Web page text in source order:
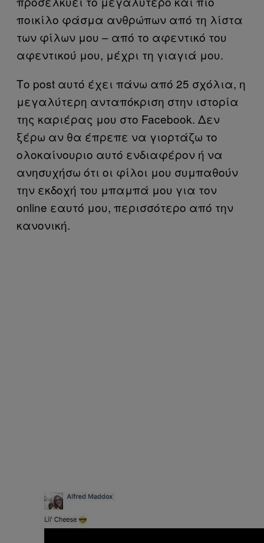
ποικίλο φάσμα ανθρώπων από τη λίστα
των φίλων μου – από το αφεντικό του
αφεντικού μου, μέχρι τη γιαγιά μου.
Το post αυτό έχει πάνω από 25 σχόλια, η
μεγαλύτερη ανταπόκριση στην ιστορία
της καριέρας μου στο Facebook. Δεν
ξέρω αν θα έπρεπε να γιορτάζω το
ολοκαίνουριο αυτό ενδιαφέρον ή να
ανησυχήσω ότι οι φίλοι μου συμπαθούν
την εκδοχή του μπαμπά μου για τον
online εαυτό μου, περισσότερο από την
κανονική.